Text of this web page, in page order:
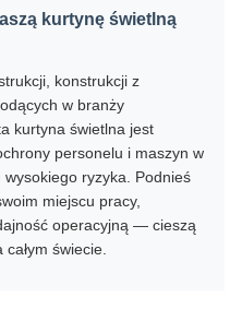
kurtynę świetlną
konstrukcji z
w branży
kurtyna świetlna jest
personelu i maszyn w
wysokiego ryzyka. Podnieś
miejscu pracy,
operacyjną — cieszą
świecie.